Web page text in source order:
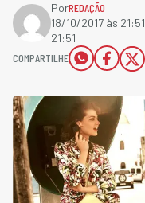
PorREDAÇÃO
18/10/2017 às 21:51
21:51
COMPARTILHE